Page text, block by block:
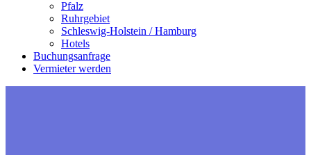
Pfalz
Ruhrgebiet
Schleswig-Holstein / Hamburg
Hotels
Buchungsanfrage
Vermieter werden